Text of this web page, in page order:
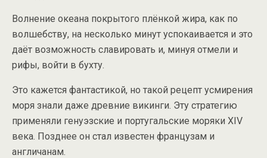
Волнение океана покрытого плёнкой жира, как по
волшебству, на несколько минут успокаивается и это
даёт возможность славировать и, минуя отмели и
рифы, войти в бухту.
Это кажется фантастикой, но такой рецепт усмирения
моря знали даже древние викинги. Эту стратегию
применяли генуэзские и португальские моряки XIV
века. Позднее он стал известен французам и
англичанам.